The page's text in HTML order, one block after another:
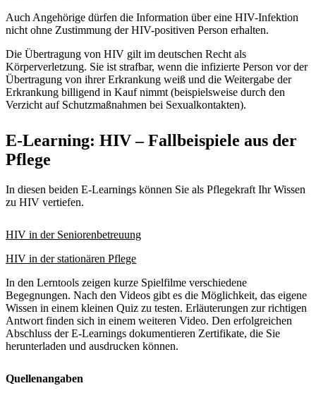
Auch Angehörige dürfen die Information über eine HIV-Infektion
nicht ohne Zustimmung der HIV-positiven Person erhalten.
Die Übertragung von HIV gilt im deutschen Recht als
Körperverletzung. Sie ist strafbar, wenn die infizierte Person vor der
Übertragung von ihrer Erkrankung weiß und die Weitergabe der
Erkrankung billigend in Kauf nimmt (beispielsweise durch den
Verzicht auf Schutzmaßnahmen bei Sexualkontakten).
E-Learning: HIV – Fallbeispiele aus der
Pflege
In diesen beiden E-Learnings können Sie als Pflegekraft Ihr Wissen
zu HIV vertiefen.
HIV in der Seniorenbetreuung
HIV in der stationären Pflege
In den Lerntools zeigen kurze Spielfilme verschiedene
Begegnungen. Nach den Videos gibt es die Möglichkeit, das eigene
Wissen in einem kleinen Quiz zu testen. Erläuterungen zur richtigen
Antwort finden sich in einem weiteren Video. Den erfolgreichen
Abschluss der E-Learnings dokumentieren Zertifikate, die Sie
herunterladen und ausdrucken können.
Quellenangaben